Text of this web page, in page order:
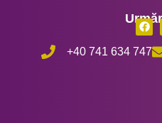
+40 741 634 747